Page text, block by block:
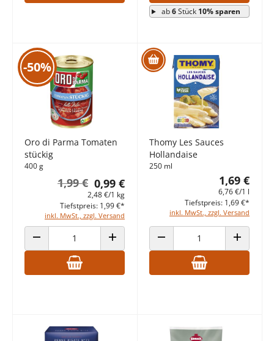
ab6Stück 10% sparen
-50%
Oro di Parma Tomaten
stückig
400 g
0,99 €
1,99 €
2,48 €/1 kg
inkl. MwSt., zzgl. Versand
Tiefstpreis: 1,99 €*
ANZAHL VERRINGERN ANZAHL ERHÖHEN
Thomy Les Sauces
Hollandaise
250 ml
1,69 €
6,76 €/1 l
inkl. MwSt., zzgl. Versand
Tiefstpreis: 1,69 €*
ANZAHL VERRINGERN ANZAHL